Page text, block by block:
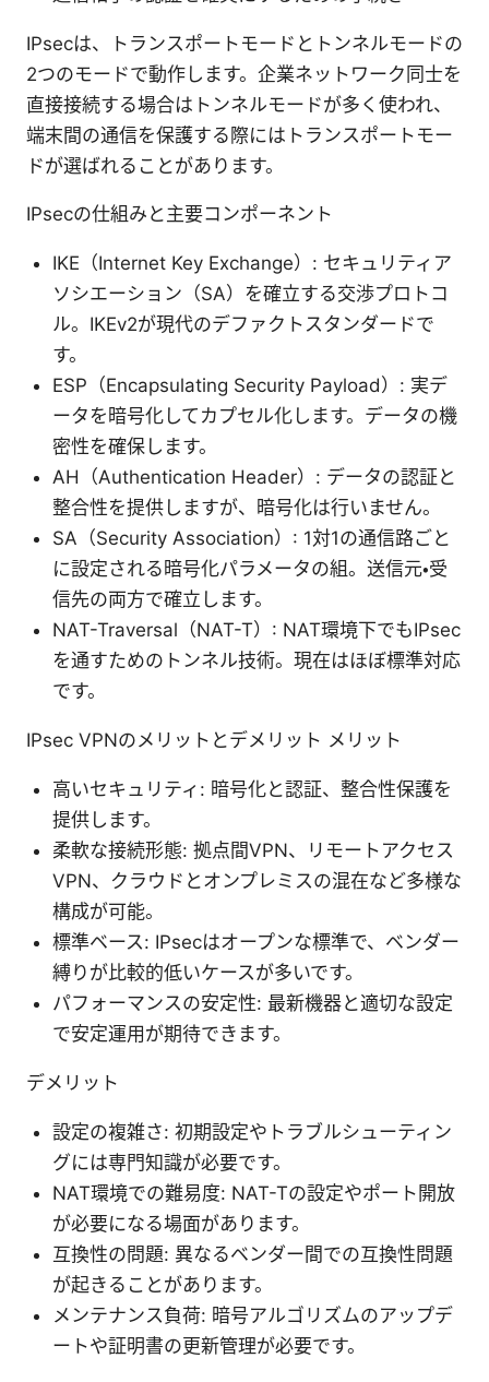
IPsecは、トランスポートモードとトンネルモードの
2つのモードで動作します。企業ネットワーク同士を
直接接続する場合はトンネルモードが多く使われ、
端末間の通信を保護する際にはトランスポートモー
ドが選ばれることがあります。
IPsecの仕組みと主要コンポーネント
IKE（Internet Key Exchange）: セキュリティア
ソシエーション（SA）を確立する交渉プロトコ
ル。IKEv2が現代のデファクトスタンダードで
す。
ESP（Encapsulating Security Payload）: 実デ
ータを暗号化してカプセル化します。データの機
密性を確保します。
AH（Authentication Header）: データの認証と
整合性を提供しますが、暗号化は行いません。
SA（Security Association）: 1対1の通信路ごと
に設定される暗号化パラメータの組。送信元・受
信先の両方で確立します。
NAT-Traversal（NAT-T）: NAT環境下でもIPsec
を通すためのトンネル技術。現在はほぼ標準対応
です。
IPsec VPNのメリットとデメリット メリット
高いセキュリティ: 暗号化と認証、整合性保護を
提供します。
柔軟な接続形態: 拠点間VPN、リモートアクセス
VPN、クラウドとオンプレミスの混在など多様な
構成が可能。
標準ベース: IPsecはオープンな標準で、ベンダー
縛りが比較的低いケースが多いです。
パフォーマンスの安定性: 最新機器と適切な設定
で安定運用が期待できます。
デメリット
設定の複雑さ: 初期設定やトラブルシューティン
グには専門知識が必要です。
NAT環境での難易度: NAT-Tの設定やポート開放
が必要になる場面があります。
互換性の問題: 異なるベンダー間での互換性問題
が起きることがあります。
メンテナンス負荷: 暗号アルゴリズムのアップデ
ートや証明書の更新管理が必要です。